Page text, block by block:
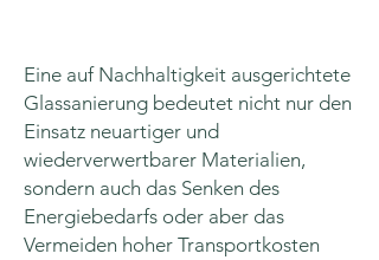
Eine auf Nachhaltigkeit ausgerichtete
Glassanierung bedeutet nicht nur den
Einsatz neuartiger und
wiederverwertbarer Materialien,
sondern auch das Senken des
Energiebedarfs oder aber das
Vermeiden hoher Transportkosten